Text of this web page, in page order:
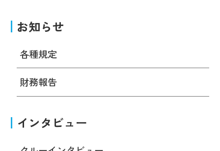
お知らせ
各種規定
財務報告
インタビュー